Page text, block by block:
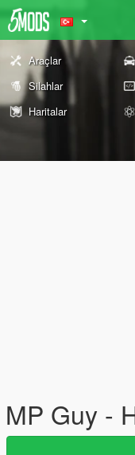
Araçlar
Silahlar
Haritalar
MP Guy -